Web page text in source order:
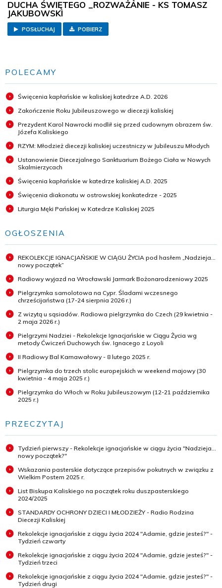
DUCHA ŚWIĘTEGO _ROZWAŻANIE - KS TOMASZ
JAKUBOWSKI
POSŁUCHAJ POBIERZ
POLECAMY
Święcenia kapłańskie w kaliskiej katedrze A.D. 2026
Zakończenie Roku Jubileuszowego w diecezji kaliskiej
Prezydent Karol Nawrocki modlił się przed cudownym obrazem św.
Józefa Kaliskiego
RZYM: Młodzież diecezji kaliskiej uczestniczy w Jubileuszu Młodych
Ustanowienie Diecezjalnego Sanktuarium Bożego Ciała w Nowych
Skalmierzycach
Święcenia kapłańskie w katedrze kaliskiej A.D. 2025
Święcenia diakonatu w ostrowskiej konkatedrze - 2025
Liturgia Męki Pańskiej w Katedrze Kaliskiej 2025
OGŁOSZENIA
REKOLEKCJE IGNACJAŃSKIE W CIĄGU ŻYCIA pod hasłem „Nadzieja...
nowy początek”
Radiowy wyjazd na Wrocławski Jarmark Bożonarodzeniowy 2025
Pielgrzymka samolotowa na Cypr. Śladami wczesnego
chrześcijaństwa (17-24 sierpnia 2026 r.)
Z wizytą u sąsiadów. Radiowa pielgrzymka do Czech (29 kwietnia -
2 maja 2026 r.)
Pielgrzymi Nadziei - Rekolekcje Ignacjańskie w Ciągu Życia wg
metody Ćwiczeń Duchowych św. Ignacego z Loyoli
II Radiowy Bal Karnawałowy - 8 lutego 2025 r.
Pielgrzymka do trzech stolic europejskich w weekend majowy (30
kwietnia - 4 maja 2025 r.)
Pielgrzymka do Włoch w Roku Jubileuszowym (12-21 października
2025 r.)
PRZECZYTAJ
Tydzień pierwszy - Rekolekcje ignacjańskie w ciągu życia "Nadzieja...
nowy początek?"
Wskazania pasterskie dotyczące przepisów pokutnych w związku z
Wielkim Postem 2025 r.
List Biskupa Kaliskiego na początek roku duszpasterskiego
2024/2025
STANDARDY OCHRONY DZIECI I MŁODZIEŻY - Radio Rodzina
Diecezji Kaliskiej
Rekolekcje ignacjańskie z ciągu życia 2024 "Adamie, gdzie jesteś?" -
Tydzień czwarty
Rekolekcje ignacjańskie z ciągu życia 2024 "Adamie, gdzie jesteś?" -
Tydzień trzeci
Rekolekcje ignacjańskie z ciągu życia 2024 "Adamie, gdzie jesteś?" -
Tydzień drugi